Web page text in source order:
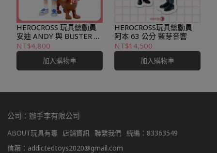
HEROCROSS 玩具總動員
安迪 ANDY 與 BUSTER 潮
玩
NT$4,800
加入購物車
HEROCROSS玩具總動員
阿本 63 公分 藍芽音響
NT$14,500
加入購物車
公司：辦手李有限公司
ABOUT玩具有毒 店舖資訊 聯繫我們 統編：83363549
信箱：addictedtoys2020@gmail.com